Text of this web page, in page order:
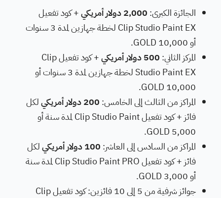
الجائزة الكبرى: 2,000 دولار أمريكي
+ كود تفعيل
Clip Studio Paint EX لخطة جهازين لمدة 3 سنوات
أو 10,000 GOLD.
المركز الثاني: 500 دولار أمريكي
+ كود تفعيل Clip
Studio Paint EX لخطة جهازين لمدة 3 سنوات أو
10,000 GOLD.
المراكز من الثالث إلى الخامس: 200 دولار أمريكي
لكل
فائز + كود تفعيل Clip Studio Paint لمدة سنة أو
5,000 GOLD.
المراكز من السادس إلى العاشر: 100 دولار أمريكي
لكل
فائز + كود تفعيل Clip Studio Paint PRO لمدة سنة
أو 3,000 GOLD.
جوائز شرفية من 5 إلى 10 فائزين: كود تفعيل Clip